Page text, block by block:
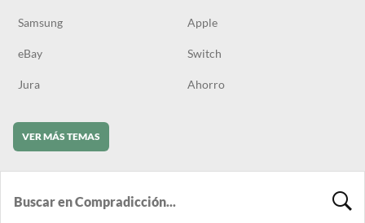
Samsung Apple
eBay Switch
Jura Ahorro
VER MÁS TEMAS